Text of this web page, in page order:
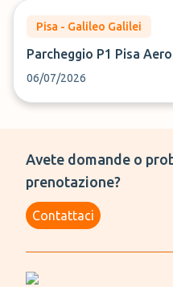
Pisa - Galileo Galilei
Parcheggio P1 Pisa
06/07/2026
Avete domande o
prenotazione?
Contattaci